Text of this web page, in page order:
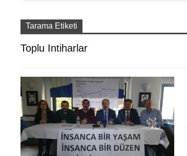
Tarama Etiketi
Toplu Intiharlar